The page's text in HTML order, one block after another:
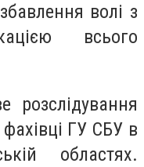
волі з
всього
розслідування
ГУ СБУ в
областях.